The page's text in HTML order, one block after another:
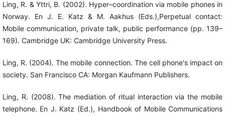
Ling, R. & Yttri, B. (2002). Hyper–coordination via mobile phones in
Norway. En J. E. Katz & M. Aakhus (Eds.),Perpetual contact:
Mobile communication, private talk, public performance (pp. 139–
169). Cambridge UK: Cambridge University Press.
Ling, R. (2004). The mobile connection. The cell phone's impact on
society. San Francisco CA: Morgan Kaufmann Publishers.
Ling, R. (2008). The mediation of ritual interaction via the mobile
telephone. En J. Katz (Ed.), Handbook of Mobile Communications